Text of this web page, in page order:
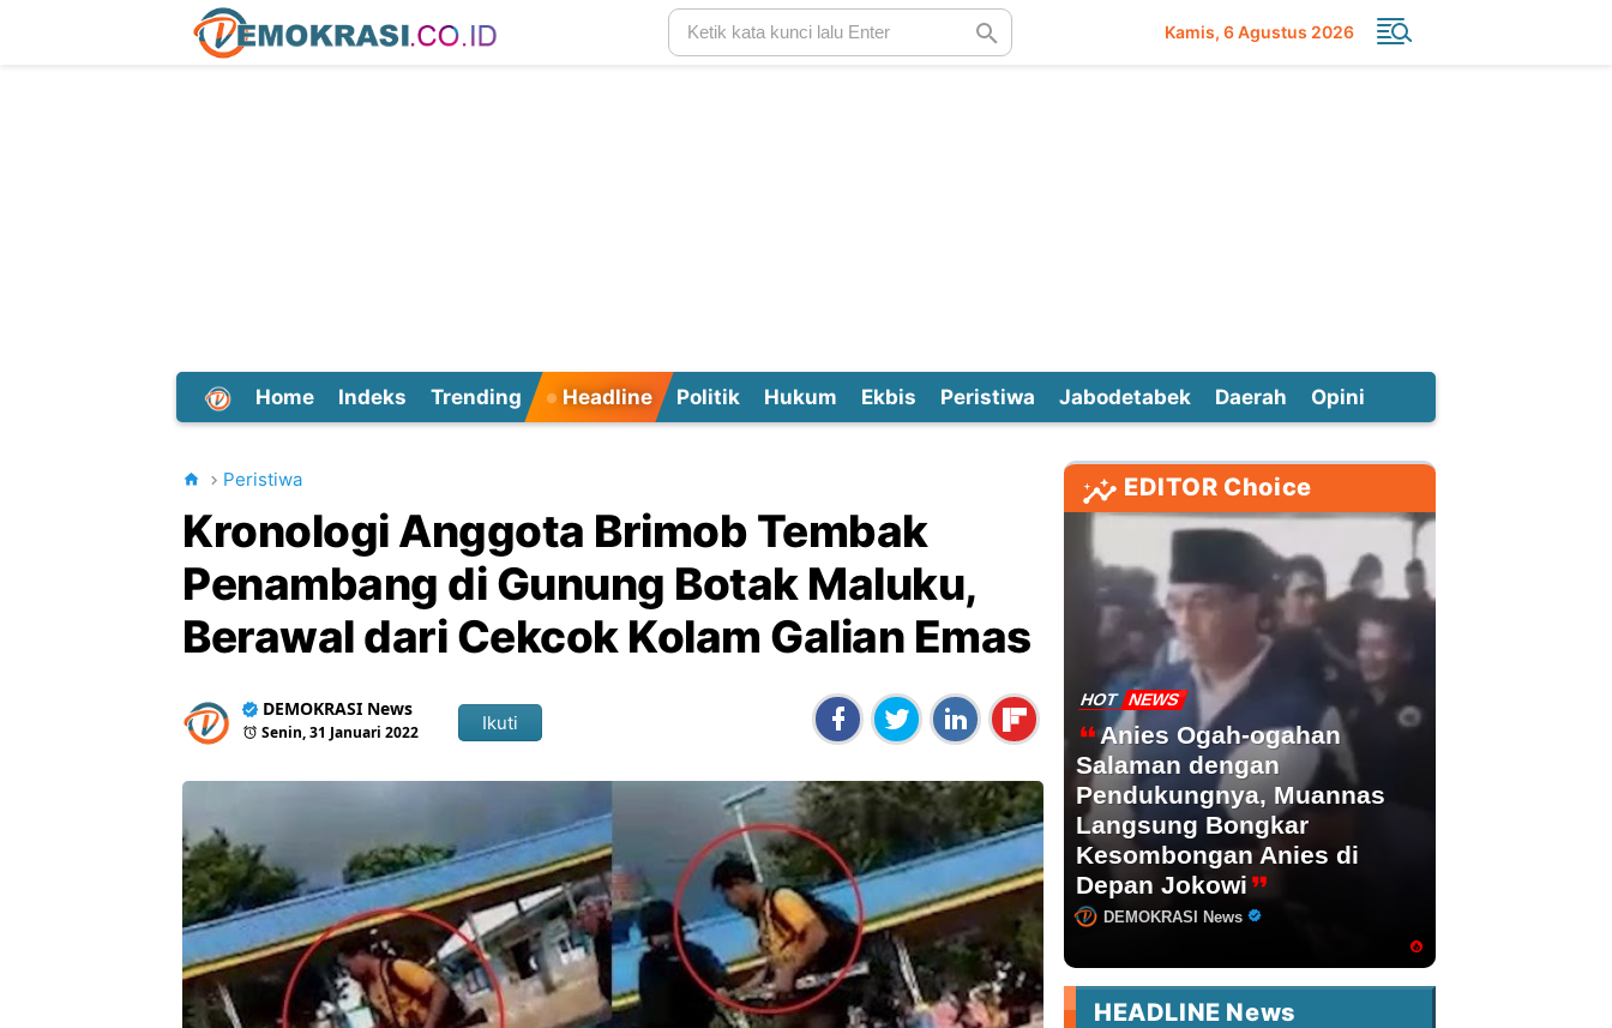
Kamis 6 Agustus 2026
Home Indeks Trending Headline Politik Hukum Ekbis Peristiwa Jabodetabek Daerah Opini
Peristiwa
Kronologi Anggota Brimob Tembak
Penambang di Gunung Botak Maluku,
Berawal dari Cekcok Kolam Galian Emas
DEMOKRASI News
Senin, 31 Januari 2022 Ikuti
EDITOR Choice
HOT NEWS
Anies Ogah-ogahan
Salaman dengan
Pendukungnya, Muannas
Langsung Bongkar
Kesombongan Anies di
Depan Jokowi
DEMOKRASI News
HEADLINE News